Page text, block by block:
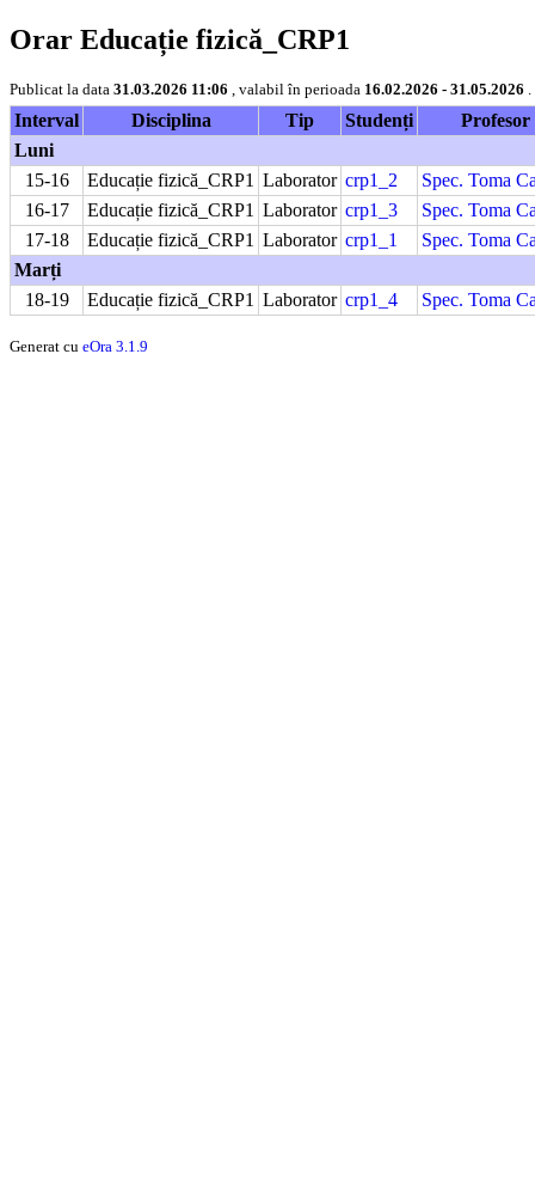
Orar Educație fizică_CRP1
Publicat la data 31.03.2026 11:06 , valabil în perioada 16.02.2026 - 31.05.2026
Interval Disciplina Tip Studenți
Profesor
Luni
15-16
Educație fizică_CRP1 Laborator crp1_2
Spec. Toma
16-17
Educație fizică_CRP1 Laborator crp1_3
Spec. Toma
17-18
Educație fizică_CRP1 Laborator crp1_1
Spec. Toma
Marți
18-19
Educație fizică_CRP1 Laborator crp1_4 Spec. Toma
Generat cu eOra 3.1.9